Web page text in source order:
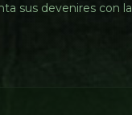
sus devenires con la